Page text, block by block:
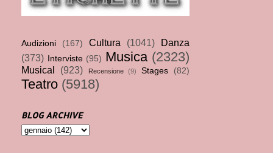
Audizioni (167) Cultura (1041)
Danza
(373)
Interviste (95) Musica (2323)
Musical (923) Recensione (9) Stages (82)
Teatro (5918)
BLOG ARCHIVE